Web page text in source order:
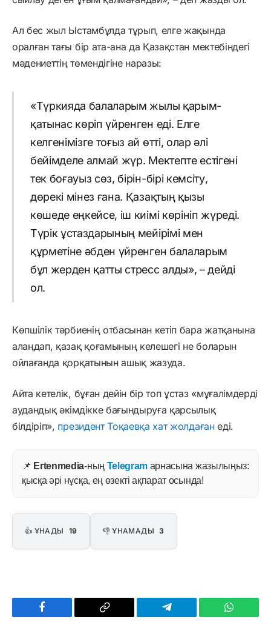
Ал бес жыл Ыстамбұлда тұрып, елге жақында
оралған тағы бір ата-ана да Қазақстан мектебіндегі
мәдениеттің төмендігіне наразы:
«Түркияда балаларым жылы қарым-
қатынас көріп үйренген еді. Елге
келгенімізге тоғыз ай өтті, олар әлі
бейімделе алмай жүр. Мектепте естігені
тек боғауыз сөз, бірін-бірі кемсіту,
дөрекі мінез ғана. Қазақтың қызы
көшеде еңкейсе, іш киімі көрініп жүреді.
Түрік ұстаздарының мейірімі мен
құрметіне әбден үйренген балаларым
бұл жерден қатты стресс алды», – дейді
ол.
Көпшілік тәрбиенің отбасынан кетіп бара жатқанына
алаңдап, қазақ қоғамының келешегі не боларын
ойлағанда қорқатынын ашық жазуда.
Айта кетелік, бұған дейін бір топ ұстаз «мұғалімдерді
аудандық әкімдікке бағындыруға қарсылық
білдіріп», президент Тоқаевқа хат жолдағанеді.
📌 Ertenmedia-ның Telegram арнасына жазылыңыз:
қысқа әрі нұсқа, ең өзекті ақпарат осында!
👍 ҰНАДЫ 19 👎 ҰНАМАДЫ 3
Facebook
Copy
Telegram